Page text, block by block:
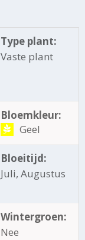
Type plant:
Vaste plant
Bloemkleur:
Geel
Bloeitijd:
Juli, Augustus
Wintergroen:
Nee